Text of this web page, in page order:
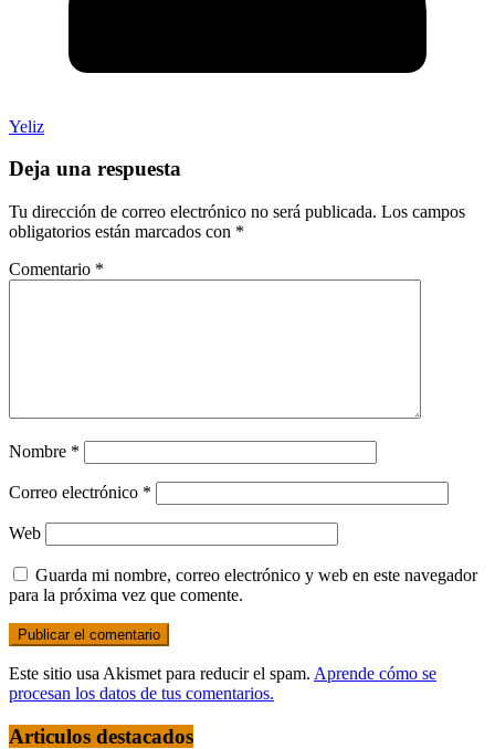
Yeliz
Deja una respuesta
Tu dirección de correo electrónico no será publicada. Los campos
obligatorios están marcados con *
Comentario *
Nombre *
Correo electrónico *
Web
Guarda mi nombre, correo electrónico y web en este navegador
para la próxima vez que comente.
Este sitio usa Akismet para reducir el spam. Aprende cómo se
procesan los datos de tus comentarios.
Articulos destacados